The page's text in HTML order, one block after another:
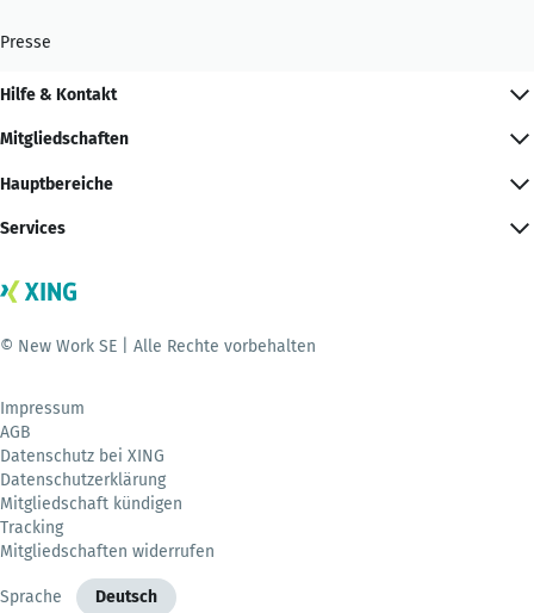
Presse
Hilfe & Kontakt
Mitgliedschaften
Hauptbereiche
Services
© New Work SE | Alle Rechte vorbehalten
Impressum
AGB
Datenschutz bei XING
Datenschutzerklärung
Mitgliedschaft kündigen
Tracking
Mitgliedschaften widerrufen
Sprache Deutsch